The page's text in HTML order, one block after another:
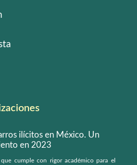
ilícitos en México. Un
en 2023
cumple con rigor académico para el